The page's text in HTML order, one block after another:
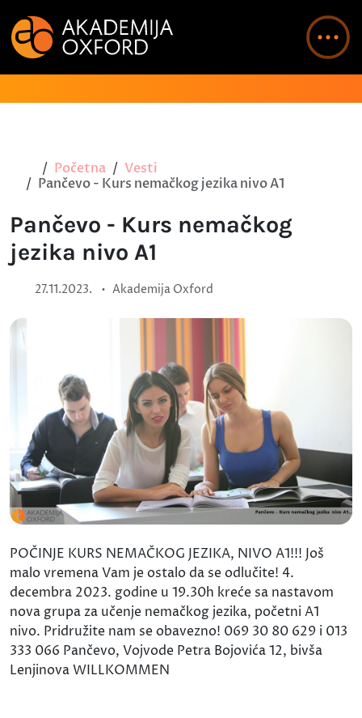
Početna
Vesti
Pančevo - Kurs nemačkog jezika nivo A1
Pančevo - Kurs nemačkog
jezika nivo A1
27.11.2023. • Akademija Oxford
POČINJE KURS NEMAČKOG JEZIKA, NIVO A1!!! Još
malo vremena Vam je ostalo da se odlučite! 4.
decembra 2023. godine u 19.30h kreće sa nastavom
nova grupa za učenje nemačkog jezika, početni A1
nivo. Pridružite nam se obavezno! 069 30 80 629 i 013
333 066 Pančevo, Vojvode Petra Bojovića 12, bivša
Lenjinova WILLKOMMEN